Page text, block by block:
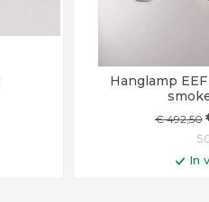
Hanglamp
€492,50
In